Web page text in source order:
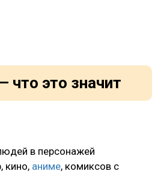
что это значит
в персонажей
кино, аниме, комиксов с